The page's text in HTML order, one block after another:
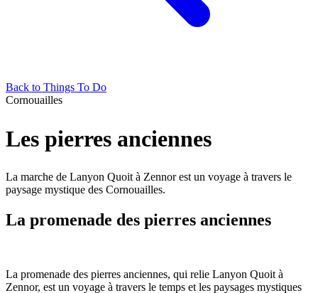
Back to Things To Do
Cornouailles
Les pierres anciennes
La marche de Lanyon Quoit à Zennor est un voyage à travers le
paysage mystique des Cornouailles.
La promenade des pierres anciennes
La promenade des pierres anciennes, qui relie Lanyon Quoit à
Zennor, est un voyage à travers le temps et les paysages mystiques